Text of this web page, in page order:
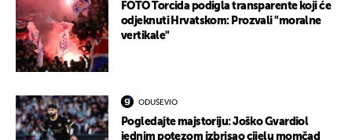
FOTO Torcida podigla transparente koji će
odjeknuti Hrvatskom: Prozvali "moralne
vertikale"
ODUŠEVIO
Pogledajte majstoriju: Joško Gvardiol
jednim potezom izbrisao cijelu momčad